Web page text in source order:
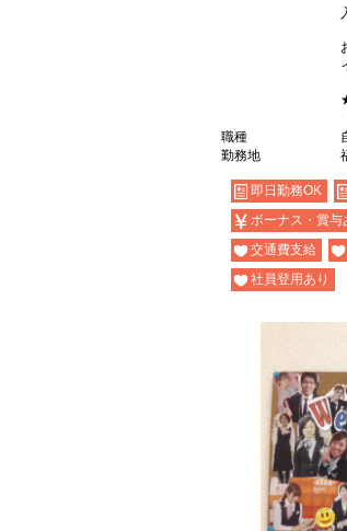
職種
勤務地
即日勤務OK
ボーナス・賞与
交通費支給
社員登用あり